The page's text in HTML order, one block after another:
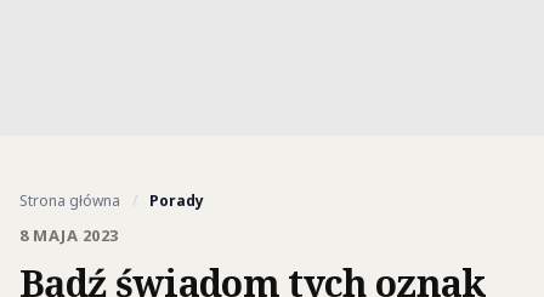
Strona główna / Porady
8 MAJA 2023
Bądź świadom tych oznak